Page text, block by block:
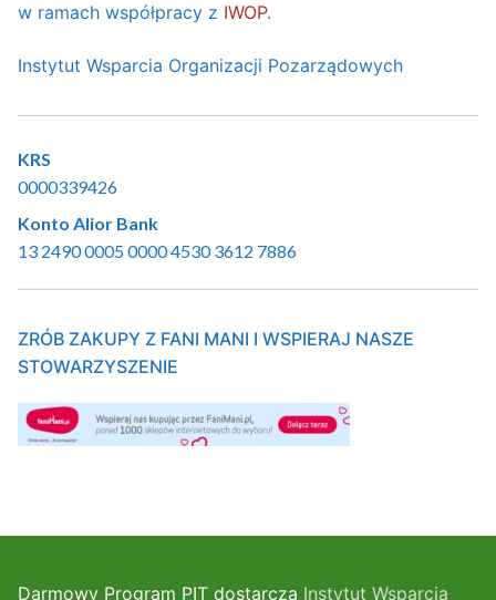
w ramach współpracy z IWOP.
Instytut Wsparcia Organizacji Pozarządowych
KRS
0000339426
Konto Alior Bank
13 2490 0005 0000 4530 3612 7886
ZRÓB ZAKUPY Z FANI MANI I WSPIERAJ NASZE
STOWARZYSZENIE
Darmowy Program PIT dostarcza Instytut Wsparcia